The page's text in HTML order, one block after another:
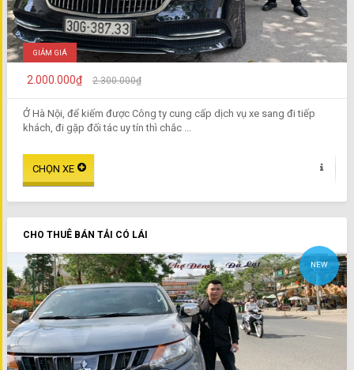
GIẢM GIÁ
2.000.000₫ 2.300.000₫
Ở Hà Nội, để kiếm được Công ty cung cấp dịch vụ xe sang đi tiếp
khách, đi gặp đối tác uy tín thì chắc ...
CHO THUÊ BÁN TẢI CÓ LÁI
NEW